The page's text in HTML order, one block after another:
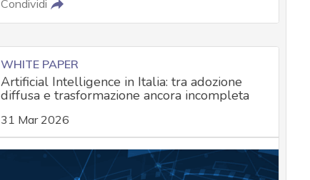
Condividi
WHITE PAPER
Artificial Intelligence in Italia: tra adozione
diffusa e trasformazione ancora incompleta
31 Mar 2026